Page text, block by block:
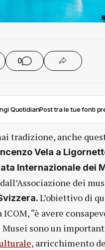
0
QuotidianPost tra le tue fonti
tradizione, anche
Vela a
Internazionale dei
dei
L’obiettivo di
“è avere
sono un
arricchimento